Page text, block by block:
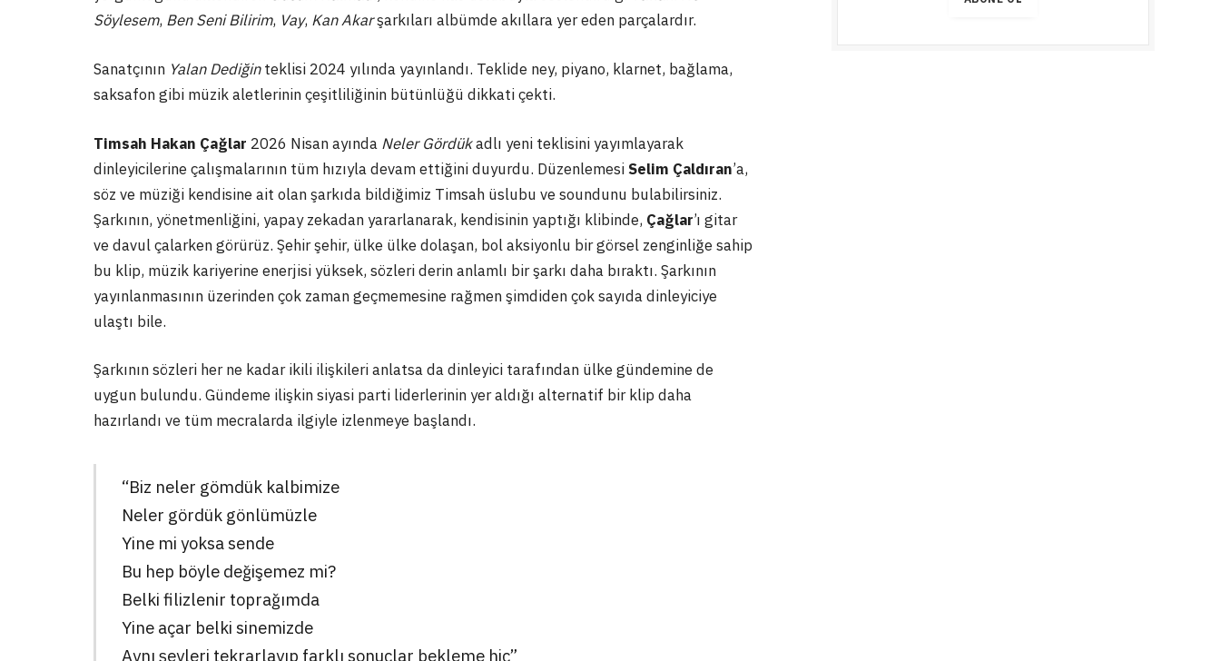
Söylesem, Ben Seni Bilirim, Vay, Kan Akarşarkıları albümde akıllara yer eden parçalardır.
Sanatçının Yalan Dediğinteklisi 2024 yılında yayınlandı. Teklide ney, piyano, klarnet, bağlama,
saksafon gibi müzik aletlerinin çeşitliliğinin bütünlüğü dikkati çekti.
Timsah Hakan Çağlar 2026 Nisan ayında Neler Gördükadlı yeni teklisini yayımlayarak
dinleyicilerine çalışmalarının tüm hızıyla devam ettiğini duyurdu. DüzenlemesiSelim Çaldıran’a,
söz ve müziği kendisine ait olan şarkıda bildiğimiz Timsah üslubu ve soundunu bulabilirsiniz.
Şarkının, yönetmenliğini, yapay zekadan yararlanarak, kendisinin yaptığı klibinde, Çağlar’ı gitar
ve davul çalarken görürüz. Şehir şehir, ülke ülke dolaşan, bol aksiyonlu bir görsel zenginliğe sahip
bu klip, müzik kariyerine enerjisi yüksek, sözleri derin anlamlı bir şarkı daha bıraktı. Şarkının
yayınlanmasının üzerinden çok zaman geçmemesine rağmen şimdiden çok sayıda dinleyiciye
ulaştı bile.
Şarkının sözleri her ne kadar ikili ilişkileri anlatsa da dinleyici tarafından ülke gündemine de
uygun bulundu. Gündeme ilişkin siyasi parti liderlerinin yer aldığı alternatif bir klip daha
hazırlandı ve tüm mecralarda ilgiyle izlenmeye başlandı.
“Biz neler gömdük kalbimize
Neler gördük gönlümüzle
Yine mi yoksa sende
Bu hep böyle değişemez mi?
Belki filizlenir toprağımda
Yine açar belki sinemizde
Aynı şeyleri tekrarlayıp farklı sonuçlar bekleme hiç”